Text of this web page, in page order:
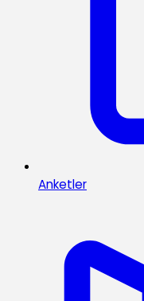
Anketler